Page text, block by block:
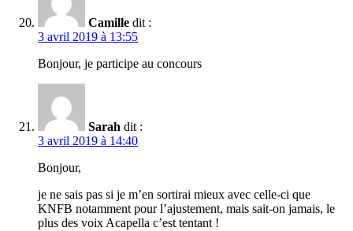
Camille dit :
3 avril 2019 à 13:55
Bonjour, je participe au concours
Sarah dit :
3 avril 2019 à 14:40
Bonjour,
je ne sais pas si je m’en sortirai mieux avec celle-ci que
KNFB notamment pour l’ajustement, mais sait-on jamais, le
plus des voix Acapella c’est tentant !